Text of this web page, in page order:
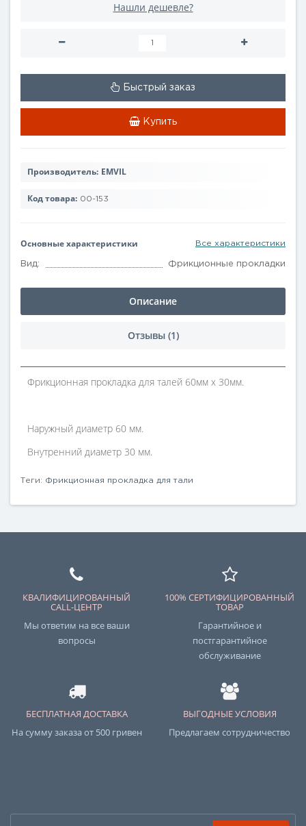
Нашли дешевле?
Быстрый заказ
Купить
Производитель: EMVIL
Код товара: 00-153
Основные характеристики Все характеристики
Вид: Фрикционные прокладки
Описание
Отзывы (1)
Фрикционная прокладка для талей 60мм х 30мм.
Наружный диаметр 60 мм.
Внутренний диаметр 30 мм.
Теги: Фрикционная прокладка для тали
КВАЛИФИЦИРОВАННЫЙ
CALL-ЦЕНТР
Мы ответим на все ваши
вопросы
100% СЕРТИФИЦИРОВАННЫЙ
ТОВАР
Гарантийное и
постгарантийное
обслуживание
БЕСПЛАТНАЯ ДОСТАВКА
На сумму заказа от 500 гривен
ВЫГОДНЫЕ УСЛОВИЯ
Предлагаем сотрудничество